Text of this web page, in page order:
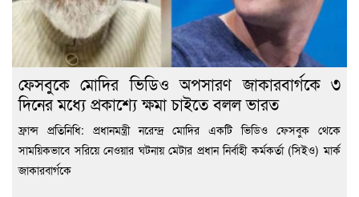
ফেসবুকে মোদির ভিডিও অপসারণ জাকারবার্গকে ৩
দিনের মধ্যে প্রকাশ্যে ক্ষমা চাইতে বলল ভারত
ফ্রান্স প্রতিনিধি: প্রধানমন্ত্রী নরেন্দ্র মোদির একটি ভিডিও ফেসবুক থেকে
সাময়িকভাবে সরিয়ে নেওয়ার ঘটনায় মেটার প্রধান নির্বাহী কর্মকর্তা (সিইও) মার্ক
জাকারবার্গকে